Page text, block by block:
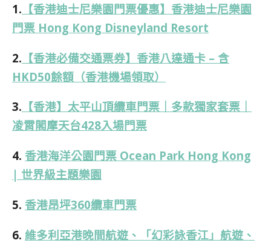
1. 【香港迪士尼樂園門票優惠】香港迪士尼樂園
門票 Hong Kong Disneyland Resort
2. 【香港必備交通票券】香港八達通卡 – 含
HKD50餘額（香港機場領取）
3. 【香港】太平山頂纜車門票｜多款獨家套票｜
凌霄閣摩天台428入場門票
4. 香港海洋公園門票 Ocean Park Hong Kong
| 世界級主題樂園
5. 香港昂坪360纜車門票
6. 維多利亞港晚間航遊、「幻彩詠香江」航遊、